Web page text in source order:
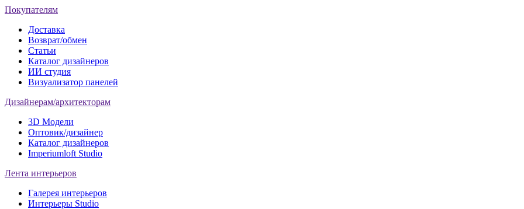
Покупателям
Доставка
Возврат/обмен
Статьи
Каталог дизайнеров
ИИ студия
Визуализатор панелей
Дизайнерам/архитекторам
3D Модели
Оптовик/дизайнер
Каталог дизайнеров
Imperiumloft Studio
Лента интерьеров
Галерея интерьеров
Интерьеры Studio